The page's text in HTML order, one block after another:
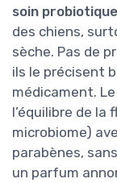
soin
des chiens,
sèche. Pas de
ils le précisent
médicament.
l’équilibre de
microbiome)
parabènes,
un parfum